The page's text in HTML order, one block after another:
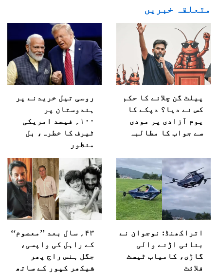
متعلقہ خبریں
پیلٹ گن چلانے کا حکم
کس نے دیا؟ دپکے کا
یوم آزادی پر مودی
سے جواب کا مطالبہ
روسی تیل خریدنے پر
ہندوستان پر
۱۰۰؍ فیصد امریکی
ٹیرف کا خطرہ، بل
منظور
اتراکھنڈ: نوجوان نے
بنائی اڑنے والی
گاڑی، کامیاب ٹیسٹ
فلائٹ
۴۳؍ سال بعد ’’معصوم‘‘
کے راہل کی واپسی،
جگل ہنس راج پھر
شیکھر کپور کے ساتھ